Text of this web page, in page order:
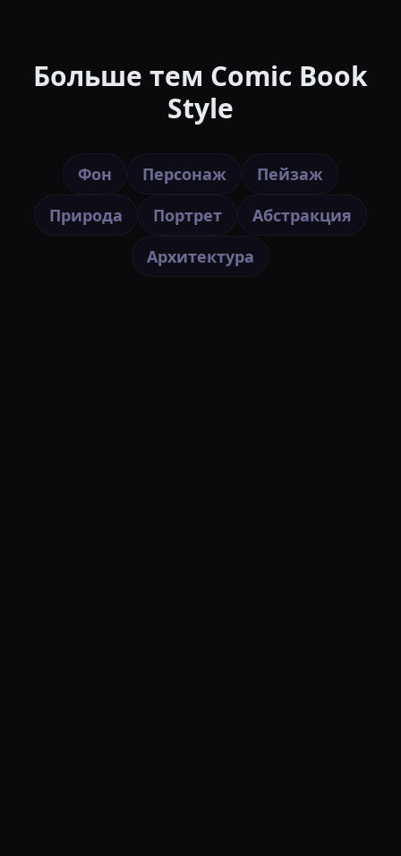
Больше тем Comic Book
Style
Фон Персонаж
Пейзаж
Природа
Портрет
Абстракция
Архитектура